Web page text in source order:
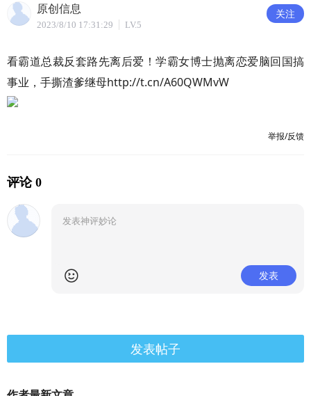
原创信息
2023/8/10 17:31:29 LV.5
关注
看霸道总裁反套路先离后爱！学霸女博士抛离恋爱脑回国搞
事业，手撕渣爹继母http://t.cn/A60QWMvW
举报/反馈
评论 0
发表
发表帖子